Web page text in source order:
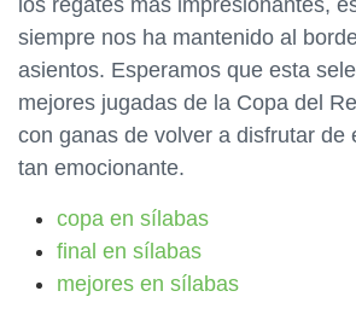
los regates más impresionantes,
siempre nos ha mantenido al
asientos. Esperamos que esta
mejores jugadas de la Copa del
con ganas de volver a disfrutar de
tan emocionante.
copa en sílabas
final en sílabas
mejores en sílabas